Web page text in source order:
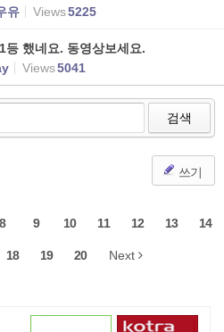
유 Views5225
등 했네요. 동영상보세요.
Views5041
검색
쓰기
8 9 10 11 12 13 14
18 19 20 Next